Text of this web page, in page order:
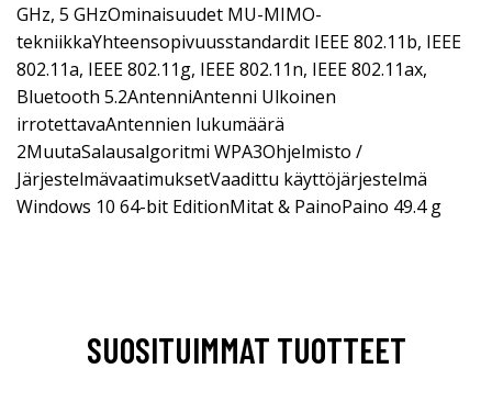
GHz, 5 GHzOminaisuudet MU-MIMO-
tekniikkaYhteensopivuusstandardit IEEE 802.11b, IEEE
802.11a, IEEE 802.11g, IEEE 802.11n, IEEE 802.11ax,
Bluetooth 5.2AntenniAntenni Ulkoinen
irrotettavaAntennien lukumäärä
2MuutaSalausalgoritmi WPA3Ohjelmisto /
JärjestelmävaatimuksetVaadittu käyttöjärjestelmä
Windows 10 64-bit EditionMitat & PainoPaino 49.4 g
SUOSITUIMMAT TUOTTEET